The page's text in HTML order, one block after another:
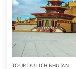
TOUR DU LỊCH BHUTAN